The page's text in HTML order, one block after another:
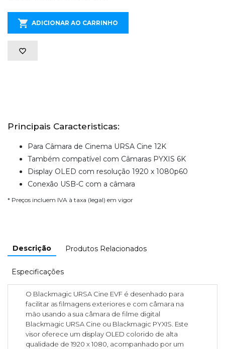
ADICIONAR AO CARRINHO
Principais Caracteristicas:
Para Câmara de Cinema URSA Cine 12K
Também compatível com Câmaras PYXIS 6K
Display OLED com resolução 1920 x 1080p60
Conexão USB-C com a câmara
* Preços incluem IVA à taxa (legal) em vigor
Descrição Produtos Relacionados
Especificações
O Blackmagic URSA Cine EVF é desenhado para
facilitar as filmagens exteriores e com câmara na
mão usando a sua câmara de filme digital
Blackmagic URSA Cine ou Blackmagic PYXIS. Este
visor oferece um display OLED colorido de alta
qualidade de 1920 x 1080, acompanhado por um